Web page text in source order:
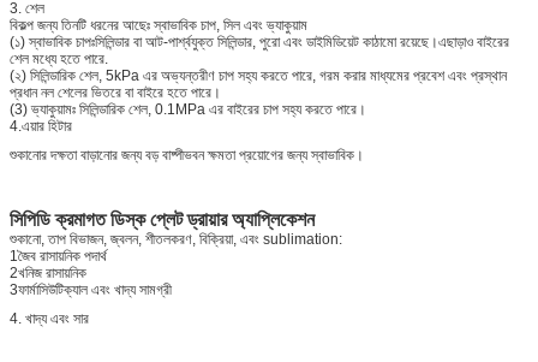
3. শেল
বিকল্প জন্য তিনটি ধরনের আছেঃ স্বাভাবিক চাপ, সিল এবং ভ্যাকুয়াম
(১) স্বাভাবিক চাপঃসিলিন্ডার বা আট-পার্শ্বযুক্ত সিলিন্ডার, পুরো এবং ডাইমিডিয়েট কাঠামো রয়েছে।এছাড়াও বাইরের
শেল মধ্যে হতে পারে.
(২) সিলিন্ডারিক শেল, 5kPa এর অভ্যন্তরীণ চাপ সহ্য করতে পারে, গরম করার মাধ্যমের প্রবেশ এবং প্রস্থান
প্রধান নল শেলের ভিতরে বা বাইরে হতে পারে।
(3) ভ্যাকুয়ামঃ সিলিন্ডারিক শেল, 0.1MPa এর বাইরের চাপ সহ্য করতে পারে।
4.এয়ার হিটার
শুকানোর দক্ষতা বাড়ানোর জন্য বড় বাষ্পীভবন ক্ষমতা প্রয়োগের জন্য স্বাভাবিক।
সিপিডি ক্রমাগত ডিস্ক প্লেট ড্রায়ার অ্যাপ্লিকেশন
শুকানো, তাপ বিভাজন, জ্বলন, শীতলকরণ, বিক্রিয়া, এবং sublimation:
1জৈব রাসায়নিক পদার্থ
2খনিজ রাসায়নিক
3ফার্মাসিউটিক্যাল এবং খাদ্য সামগ্রী
4. খাদ্য এবং সার